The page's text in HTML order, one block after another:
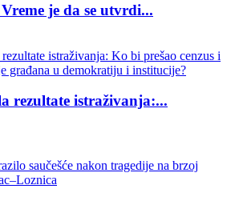
je da se utvrdi...
rezultate istraživanja:...